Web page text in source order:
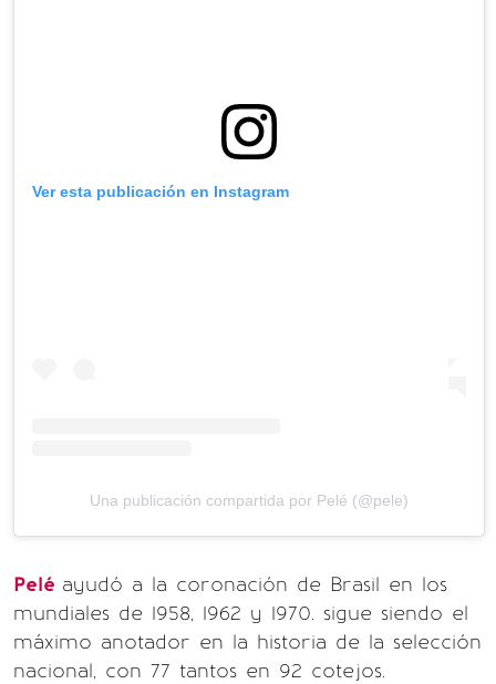
Ver esta publicación en Instagram
Una publicación compartida por Pelé (@pele)
Pelé ayudó a la coronación de Brasil en los
mundiales de 1958, 1962 y 1970. sigue siendo el
máximo anotador en la historia de la selección
nacional, con 77 tantos en 92 cotejos.